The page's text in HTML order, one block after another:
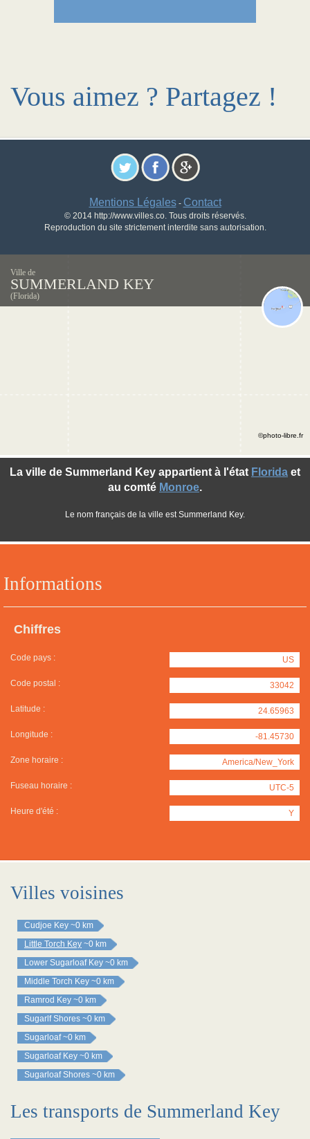
Vous aimez ? Partagez !
Mentions Légales- Contact
© 2014 http://www.villes.co. Tous droits réservés.
Reproduction du site strictement interdite sans autorisation.
Ville de
SUMMERLAND KEY
(Florida)
Informations
Chiffres
Code pays : US
Code postal : 33042
Latitude : 24.65963
Longitude : -81.45730
Zone horaire : America/New_York
Fuseau horaire : UTC-5
Heure d'été : Y
La ville de Summerland Key appartient à l'état Florida et
au comté Monroe.
Le nom français de la ville est Summerland Key.
©photo-libre.fr
Villes voisines
Cudjoe Key ~0 km
Little Torch Key ~0 km
Lower Sugarloaf Key ~0 km
Middle Torch Key ~0 km
Ramrod Key ~0 km
Sugarlf Shores ~0 km
Sugarloaf ~0 km
Sugarloaf Key ~0 km
Sugarloaf Shores ~0 km
Les transports de Summerland Key